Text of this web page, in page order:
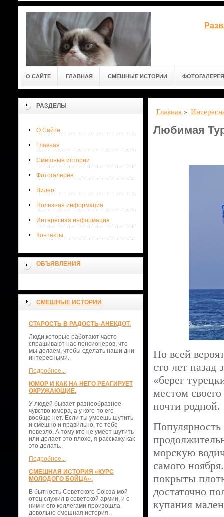
О САЙТЕ ГЛАВНАЯ СМЕШНЫЕ ИСТОРИИ ФОТОГАЛЕРЕЯ
РАЗДЕЛЫ
О Сайте
Главная
Смешные истории
Фотогалерея
Видео
Полезная информация
Интересная информация
Контакты
ОБЪЯВЛЕНИЯ
СМЕШНЫЕ ИСТОРИИ
СТАРОСТЬ В РАДОСТЬ-АНЕКДОТ.
Люди,которые работают часто
спрашивают нас пенсионеров, что
мы делаем, чтобы сделать наши дни
интересными.
Подробнее...
ЮМОР И КАК НА НЕГО РЕАГИРУЕТ
ОКРУЖАЮЩИЕ.
У людей бывает разнообразное
чувство юмора, а у кого-то его
вообще нет. Если ты умеешь шутить
и смешно и правильно, то тебе
повезло. А тому кто не умеет шутить
или делает это плохо, я расскажу как
это делать.
Подробнее...
СМЕШНАЯ ИСТОРИЯ «КУРС
МОЛОДОГО БОЙЦА».
В бытность Советского Союза мой
отец служил в советской армии, и с
ним и его коллегами произошла
довольно смешная история.
Главная »
Любимая
По всей
сто лет
«берег
местом
почти родной.
морскую
самого
покрыты
достаточно
купания